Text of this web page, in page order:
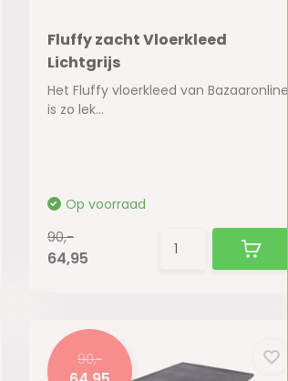
Fluffy zacht Vloerkleed
Lichtgrijs
Het Fluffy vloerkleed van Bazaaronline
is zo lek...
Op voorraad
90,-
64,95
90,-